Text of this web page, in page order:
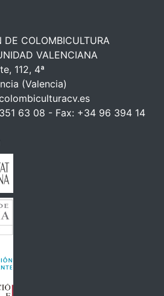
DE COLOMBICULTURA
VALENCIANA
112, 4ª
(Valencia)
63 08 - Fax: +34 96 394 14